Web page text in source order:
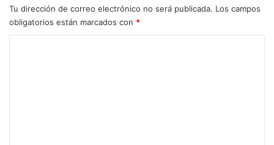
Tu dirección de correo electrónico no será publicada. Los campos
obligatorios están marcados con *